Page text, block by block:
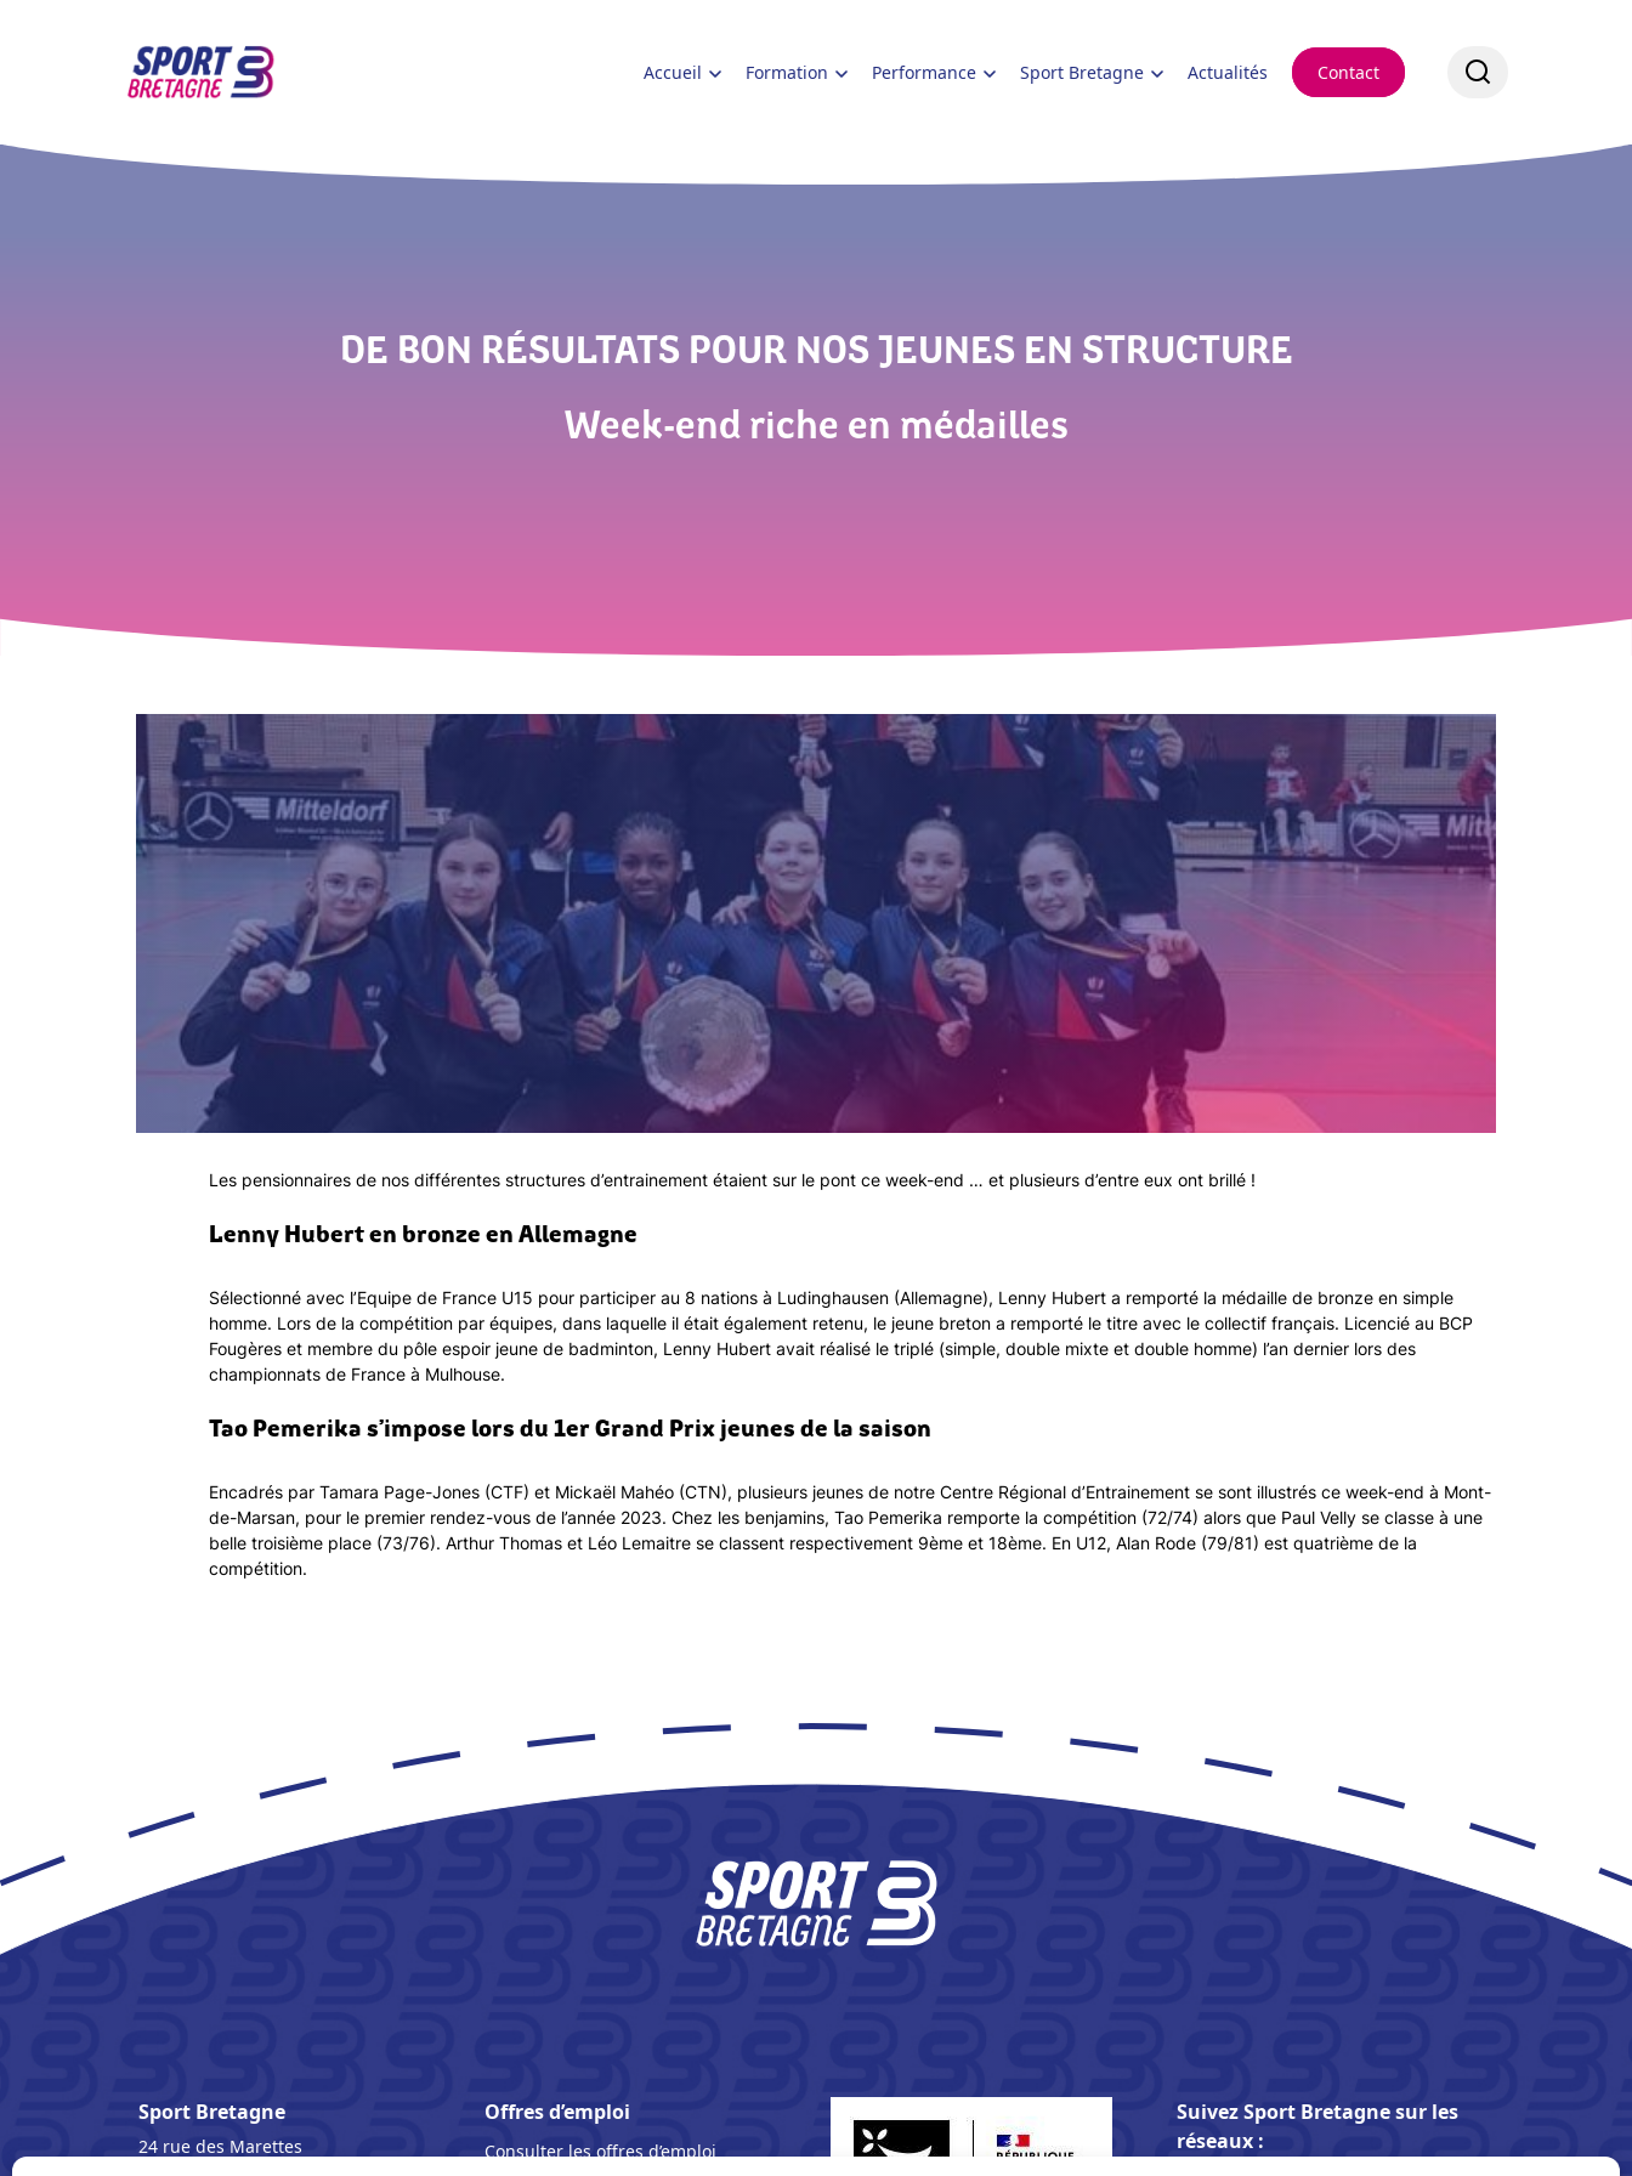
Accueil Formation Performance Sport Bretagne Actualités Contact
DE BON RÉSULTATS POUR NOS JEUNES EN STRUCTURE
Week-end riche en médailles
Les pensionnaires de nos différentes structures d’entrainement étaient sur le pont ce week-end … et plusieurs d’entre eux ont brillé !
Lenny Hubert en bronze en Allemagne
Sélectionné avec l’Equipe de France U15 pour participer au 8 nations à Ludinghausen (Allemagne), Lenny Hubert a remporté la médaille de bronze en simple
homme. Lors de la compétition par équipes, dans laquelle il était également retenu, le jeune breton a remporté le titre avec le collectif français. Licencié au BCP
Fougères et membre du pôle espoir jeune de badminton, Lenny Hubert avait réalisé le triplé (simple, double mixte et double homme) l’an dernier lors des
championnats de France à Mulhouse.
Tao Pemerika s’impose lors du 1er Grand Prix jeunes de la saison
Encadrés par Tamara Page-Jones (CTF) et Mickaël Mahéo (CTN), plusieurs jeunes de notre Centre Régional d’Entrainement se sont illustrés ce week-end à Mont-
de-Marsan, pour le premier rendez-vous de l’année 2023. Chez les benjamins, Tao Pemerika remporte la compétition (72/74) alors que Paul Velly se classe à une
belle troisième place (73/76). Arthur Thomas et Léo Lemaitre se classent respectivement 9ème et 18ème. En U12, Alan Rode (79/81) est quatrième de la
compétition.
Sport Bretagne
24 rue des Marettes
Offres d’emploi
Consulter les offres d’emploi
Suivez Sport Bretagne sur les
réseaux :